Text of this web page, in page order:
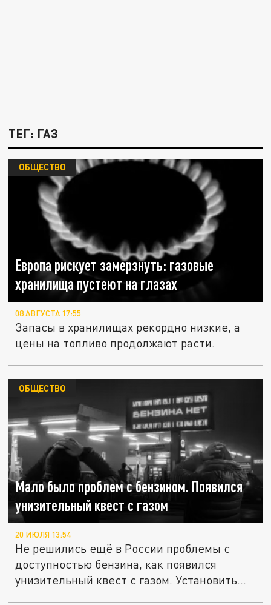
ТЕГ: ГАЗ
Европа рискует замерзнуть: газовые
хранилища пустеют на глазах
ОБЩЕСТВО
08 АВГУСТА 17:55
Запасы в хранилищах рекордно низкие, а
цены на топливо продолжают расти.
Мало было проблем с бензином. Появился
унизительный квест с газом
ОБЩЕСТВО
20 ИЮЛЯ 13:54
Не решились ещё в России проблемы с
доступностью бензина, как появился
унизительный квест с газом. Установить...